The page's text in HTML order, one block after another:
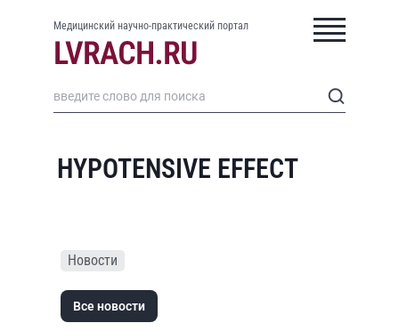
Медицинский научно-практический портал
HYPOTENSIVE EFFECT
Новости
Все новости